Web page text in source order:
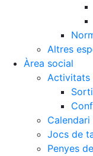
Altres
Àrea social
Activitats
Jocs de
Penyes